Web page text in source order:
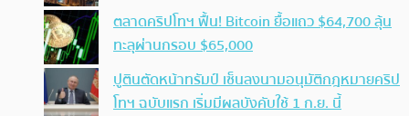
ตลาดคริปโทฯ ฟื้น! Bitcoin ยื้อแถว $64,700 ลุ้น
ทะลุผ่านกรอบ $65,000
ปูตินตัดหน้าทรัมป์ เซ็นลงนามอนุมัติกฎหมายคริป
โทฯ ฉบับแรก เริ่มมีผลบังคับใช้ 1 ก.ย. นี้